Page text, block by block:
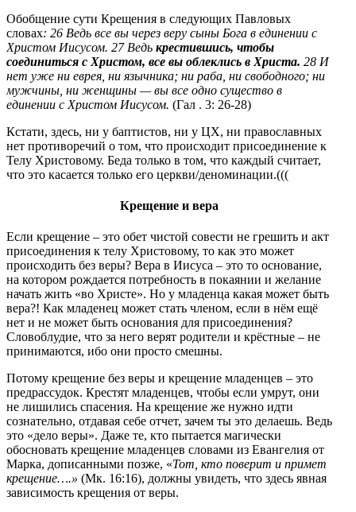
Обобщение сути Крещения в следующих Павловых
словах: 26 Ведь все вы через веру сыны Бога в единении с
Христом Иисусом. 27 Ведь крестившись, чтобы
соединиться с Христом, все вы облеклись в Христа. 28 И
нет уже ни еврея, ни язычника; ни раба, ни свободного; ни
мужчины, ни женщины — вы все одно существо в
единении с Христом Иисусом. (Гал . 3: 26-28)
Кстати, здесь, ни у баптистов, ни у ЦХ, ни православных
нет противоречий о том, что происходит присоединение к
Телу Христовому. Беда только в том, что каждый считает,
что это касается только его церкви/деноминации.(((
Крещение и вера
Если крещение – это обет чистой совести не грешить и акт
присоединения к телу Христовому, то как это может
происходить без веры? Вера в Иисуса – это то основание,
на котором рождается потребность в покаянии и желание
начать жить «во Христе». Но у младенца какая может быть
вера?! Как младенец может стать членом, если в нём ещё
нет и не может быть основания для присоединения?
Словоблудие, что за него верят родители и крёстные – не
принимаются, ибо они просто смешны.
Потому крещение без веры и крещение младенцев – это
предрассудок. Крестят младенцев, чтобы если умрут, они
не лишились спасения. На крещение же нужно идти
сознательно, отдавая себе отчет, зачем ты это делаешь. Ведь
это «дело веры». Даже те, кто пытается магически
обосновать крещение младенцев словами из Евангелия от
Марка, дописанными позже, «Тот, кто поверит и примет
крещение….» (Мк. 16:16), должны увидеть, что здесь явная
зависимость крещения от веры.